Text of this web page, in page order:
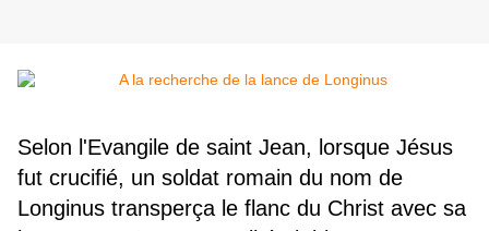
Selon l'Evangile de saint Jean, lorsque Jésus
fut crucifié, un soldat romain du nom de
Longinus transperça le flanc du Christ avec sa